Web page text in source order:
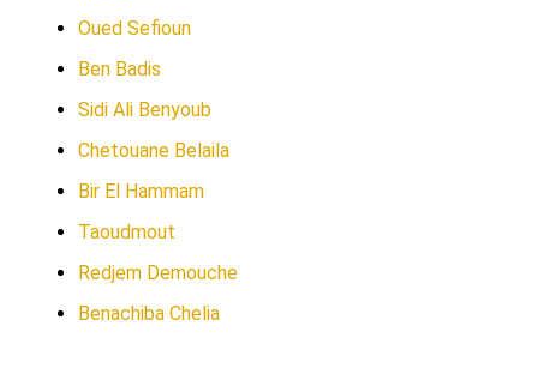
Oued Sefioun
Ben Badis
Sidi Ali Benyoub
Chetouane Belaila
Bir El Hammam
Taoudmout
Redjem Demouche
Benachiba Chelia